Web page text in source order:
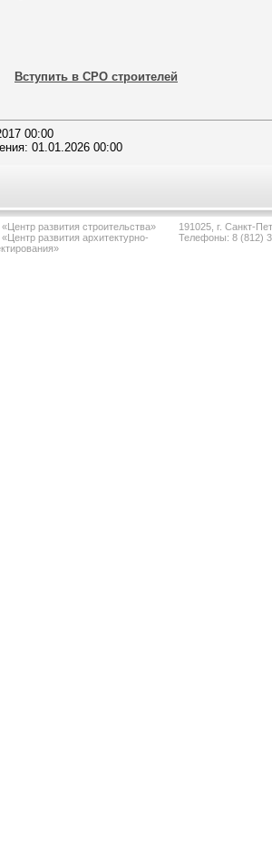
Вступить в СРО строителей
00:00
01.01.2026 00:00
развития строительства»
развития архитектурно-
191025, г. Санкт-
Телефоны: 8 (812)